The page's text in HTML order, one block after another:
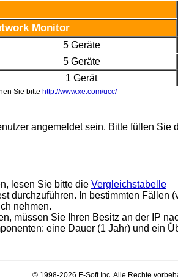
Monitor
5 Geräte
5 Geräte
1 Gerät
Sie bitte http://www.xe.com/ucc/
angemeldet sein. Bitte füllen
lesen Sie bitte die Vergleichstabelle
durchzuführen. In bestimmten
nehmen.
müssen Sie Ihren Besitz an der IP
eine Dauer (1 Jahr) und ein
© 1998-2026 E-Soft Inc. Alle Rechte